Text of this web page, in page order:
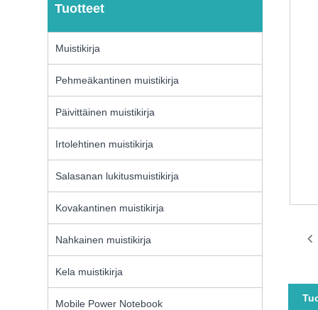
Tuotteet
Muistikirja
Pehmeäkantinen muistikirja
Päivittäinen muistikirja
Irtolehtinen muistikirja
Salasanan lukitusmuistikirja
Kovakantinen muistikirja
Nahkainen muistikirja
Kela muistikirja
Mobile Power Notebook